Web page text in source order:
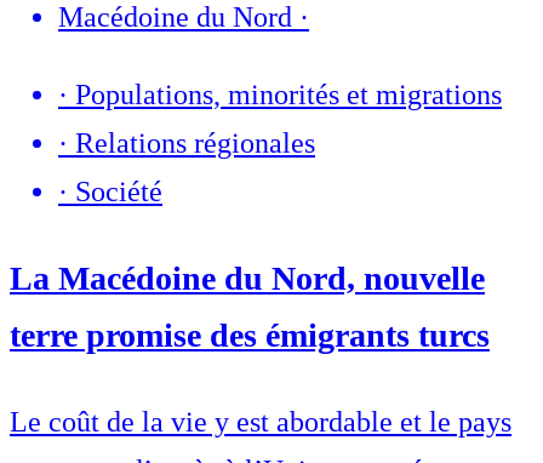
Macédoine du Nord ·
· Populations, minorités et migrations
· Relations régionales
· Société
La Macédoine du Nord, nouvelle
terre promise des émigrants turcs
Le coût de la vie y est abordable et le pays